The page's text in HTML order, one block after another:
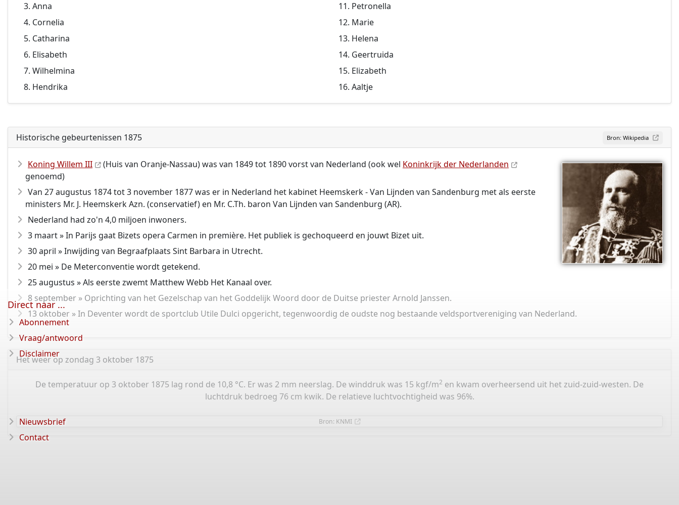
Anna
Cornelia
Catharina
Elisabeth
Wilhelmina
Hendrika
Petronella
Marie
Helena
Geertruida
Elizabeth
Aaltje
Bron: Wikipedia
Historische gebeurtenissen 1875
Koning Willem III (Huis van Oranje-Nassau) was van 1849 tot 1890 vorst van Nederland (ook wel Koninkrijk der Nederlanden
genoemd)
Van 27 augustus 1874 tot 3 november 1877 was er in Nederland het kabinet Heemskerk - Van Lijnden van Sandenburg met als eerste
ministers Mr. J. Heemskerk Azn. (conservatief) en Mr. C.Th. baron Van Lijnden van Sandenburg (AR).
Nederland had zo'n 4,0 miljoen inwoners.
3 maart » In Parijs gaat Bizets opera Carmen in première. Het publiek is gechoqueerd en jouwt Bizet uit.
30 april » Inwijding van Begraafplaats Sint Barbara in Utrecht.
20 mei » De Meterconventie wordt getekend.
25 augustus » Als eerste zwemt Matthew Webb Het Kanaal over.
8 september » Oprichting van het Gezelschap van het Goddelijk Woord door de Duitse priester Arnold Janssen.
13 oktober » In Deventer wordt de sportclub Utile Dulci opgericht, tegenwoordig de oudste nog bestaande veldsportvereniging van Nederland.
Het weer op zondag 3 oktober 1875
De temperatuur op 3 oktober 1875 lag rond de 10,8 °C. Er was 2 mm neerslag. De winddruk was 15 kgf/m2 en kwam overheersend uit het zuid-zuid-westen. De
luchtdruk bedroeg 76 cm kwik. De relatieve luchtvochtigheid was 96%.
Bron: KNMI
Direct naar ...
Abonnement
Vraag/antwoord
Disclaimer
Nieuwsbrief
Contact